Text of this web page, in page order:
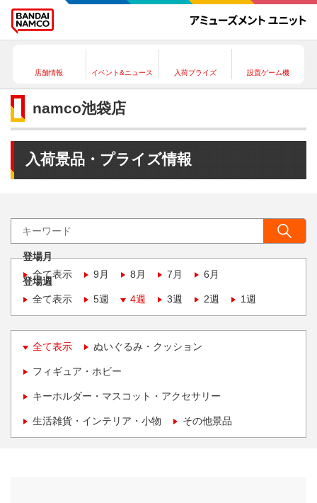
店舗情報 イベント&ニュース 入荷プライズ 設置ゲーム機
namco池袋店
入荷景品・プライズ情報
登場月
全て表示
9月 8月 7月 6月
登場週
全て表示
5週 4週 3週 2週 1週
全て表示 ぬいぐるみ・クッション
フィギュア・ホビー
キーホルダー・マスコット・アクセサリー
生活雑貨・インテリア・小物 その他景品